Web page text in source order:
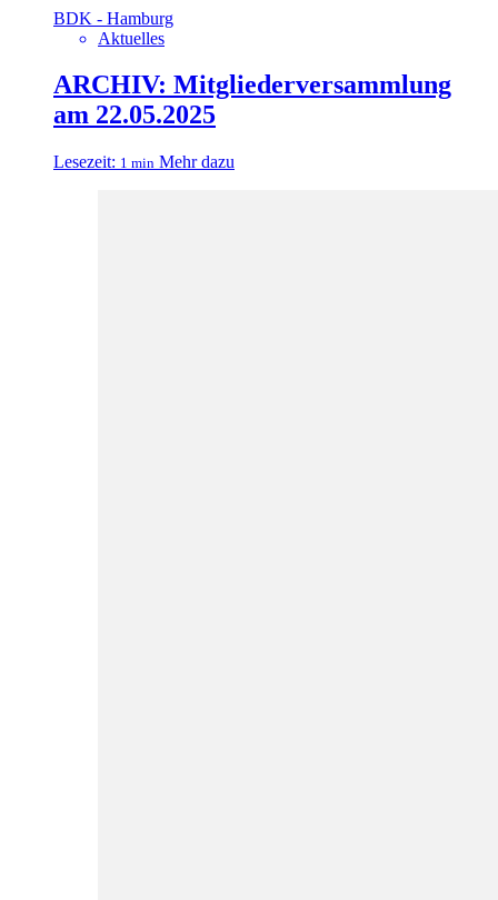
BDK - Hamburg
Aktuelles
ARCHIV: Mitgliederversammlung
am 22.05.2025
Lesezeit: 1 min Mehr dazu